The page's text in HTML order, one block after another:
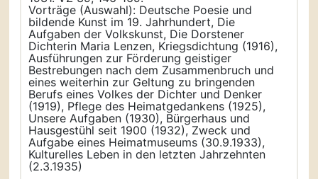
Vorträge (Auswahl): Deutsche Poesie und
bildende Kunst im 19. Jahrhundert, Die
Aufgaben der Volkskunst, Die Dorstener
Dichterin Maria Lenzen, Kriegsdichtung (1916),
Ausführungen zur Förderung geistiger
Bestrebungen nach dem Zusammenbruch und
eines weiterhin zur Geltung zu bringenden
Berufs eines Volkes der Dichter und Denker
(1919), Pflege des Heimatgedankens (1925),
Unsere Aufgaben (1930), Bürgerhaus und
Hausgestühl seit 1900 (1932), Zweck und
Aufgabe eines Heimatmuseums (30.9.1933),
Kulturelles Leben in den letzten Jahrzehnten
(2.3.1935)